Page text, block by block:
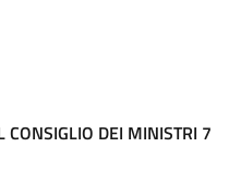
CONSIGLIO DEI MINISTRI 7